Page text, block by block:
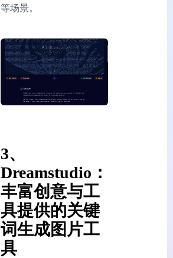
等场景。
3、
Dreamstudio：
丰富创意与工
具提供的关键
词生成图片工
具